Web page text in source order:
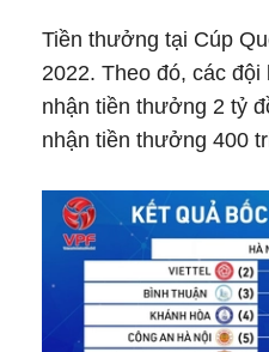
Tiền thưởng tại Cúp
2022. Theo đó, các
nhận tiền thưởng 2 tỷ
nhận tiền thưởng 400